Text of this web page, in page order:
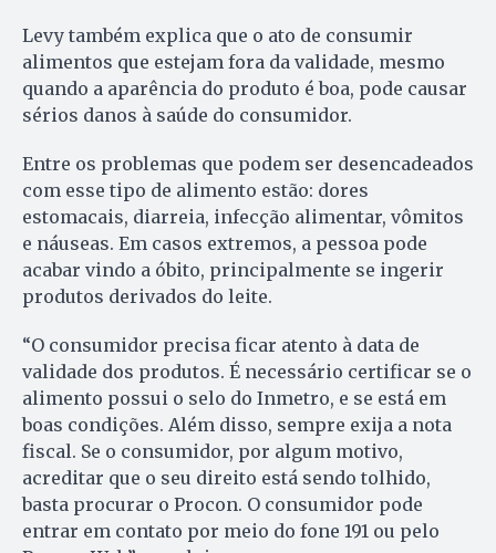
Levy também explica que o ato de consumir
alimentos que estejam fora da validade, mesmo
quando a aparência do produto é boa, pode causar
sérios danos à saúde do consumidor.
Entre os problemas que podem ser desencadeados
com esse tipo de alimento estão: dores
estomacais, diarreia, infecção alimentar, vômitos
e náuseas. Em casos extremos, a pessoa pode
acabar vindo a óbito, principalmente se ingerir
produtos derivados do leite.
“O consumidor precisa ficar atento à data de
validade dos produtos. É necessário certificar se o
alimento possui o selo do Inmetro, e se está em
boas condições. Além disso, sempre exija a nota
fiscal. Se o consumidor, por algum motivo,
acreditar que o seu direito está sendo tolhido,
basta procurar o Procon. O consumidor pode
entrar em contato por meio do fone 191 ou pelo